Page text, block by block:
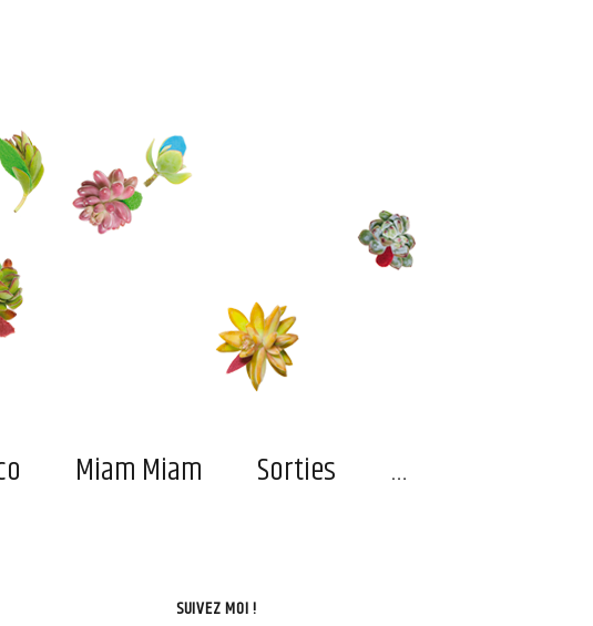
les fasse vivre…
Miam Miam Sorties …
SUIVEZ MOI !